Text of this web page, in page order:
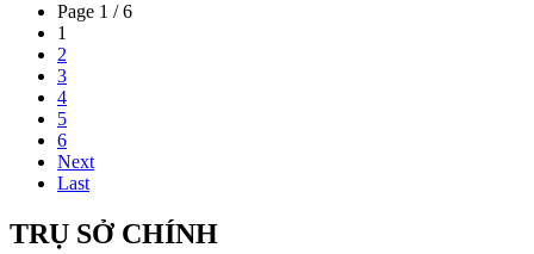
Page 1 / 6
1
2
3
4
5
6
Next
Last
TRỤ SỞ CHÍNH